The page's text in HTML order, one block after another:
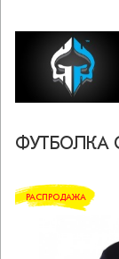
ФУТБОЛКА
РАСПРОДАЖА